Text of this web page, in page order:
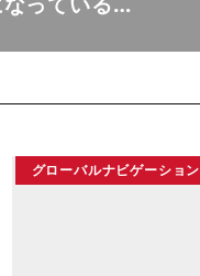
グローバルナビゲーション